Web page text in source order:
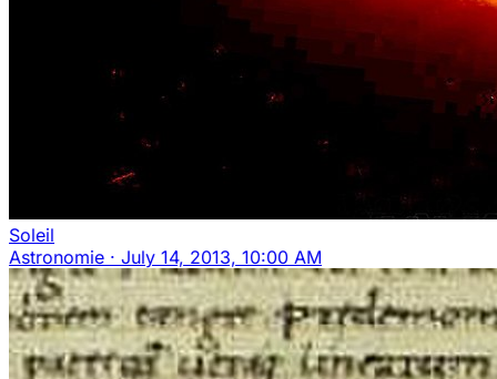
Soleil
Astronomie · July 14, 2013, 10:00 AM